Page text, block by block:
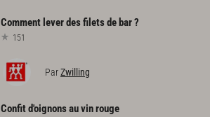
Comment leverdesfiletsde bar?
151
ParZwilling
Confitd'oignonsauvinrouge